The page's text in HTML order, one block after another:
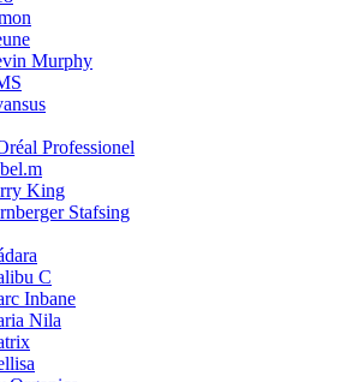
Murphy
Professionel
King
Stafsing
C
Inbane
Nila